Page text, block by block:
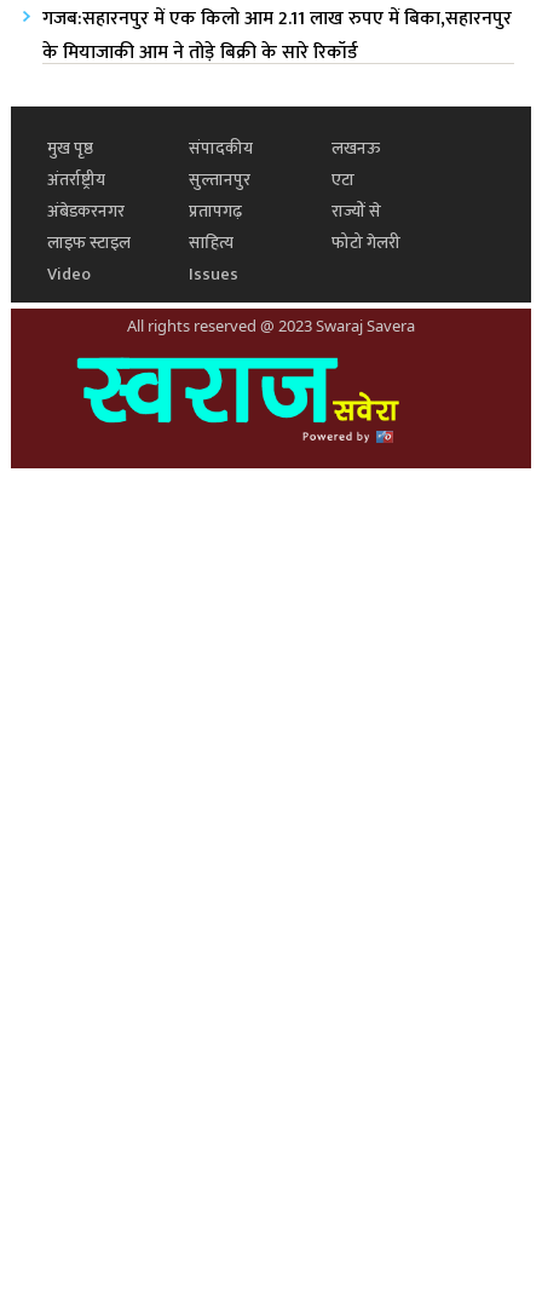
गजब:सहारनपुर में एक किलो आम 2.11 लाख रुपए में बिका,सहारनपुर
के मियाजाकी आम ने तोड़े बिक्री के सारे रिकॉर्ड
मुख पृष्ठ संपादकीय
लखनऊ
अंतर्राष्ट्रीय
सुल्तानपुर
एटा
अंबेडकरनगर
प्रतापगढ़
राज्यों से
लाइफ स्टाइल
साहित्य
फोटो गेलरी
Video
Issues
All rights reserved @ 2023 Swaraj Savera